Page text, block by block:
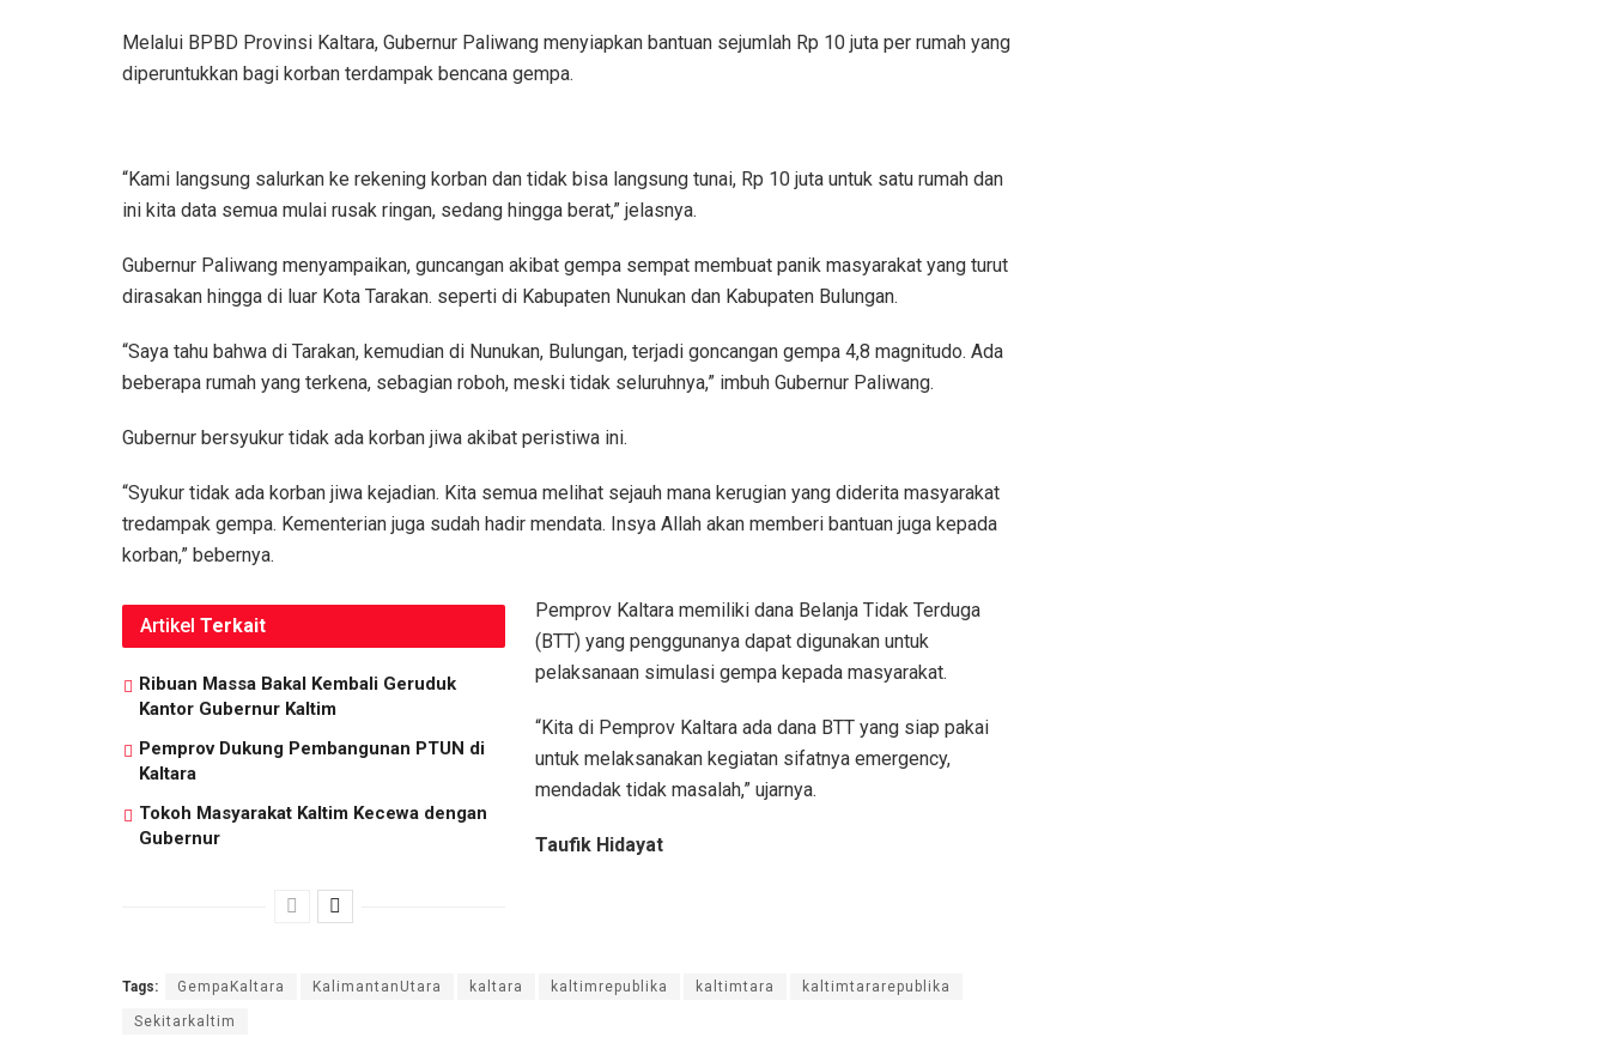
Melalui BPBD Provinsi Kaltara, Gubernur Paliwang menyiapkan bantuan sejumlah Rp 10 juta per rumah yang
diperuntukkan bagi korban terdampak bencana gempa.
“Kami langsung salurkan ke rekening korban dan tidak bisa langsung tunai, Rp 10 juta untuk satu rumah dan
ini kita data semua mulai rusak ringan, sedang hingga berat,” jelasnya.
Gubernur Paliwang menyampaikan, guncangan akibat gempa sempat membuat panik masyarakat yang turut
dirasakan hingga di luar Kota Tarakan. seperti di Kabupaten Nunukan dan Kabupaten Bulungan.
“Saya tahu bahwa di Tarakan, kemudian di Nunukan, Bulungan, terjadi goncangan gempa 4,8 magnitudo. Ada
beberapa rumah yang terkena, sebagian roboh, meski tidak seluruhnya,” imbuh Gubernur Paliwang.
Gubernur bersyukur tidak ada korban jiwa akibat peristiwa ini.
“Syukur tidak ada korban jiwa kejadian. Kita semua melihat sejauh mana kerugian yang diderita masyarakat
tredampak gempa. Kementerian juga sudah hadir mendata. Insya Allah akan memberi bantuan juga kepada
korban,” bebernya.
Artikel Terkait
Ribuan Massa Bakal Kembali Geruduk
Kantor Gubernur Kaltim
Pemprov Dukung Pembangunan PTUN di
Kaltara
Tokoh Masyarakat Kaltim Kecewa dengan
Gubernur
Pemprov Kaltara memiliki dana Belanja Tidak Terduga
(BTT) yang penggunanya dapat digunakan untuk
pelaksanaan simulasi gempa kepada masyarakat.
“Kita di Pemprov Kaltara ada dana BTT yang siap pakai
untuk melaksanakan kegiatan sifatnya emergency,
mendadak tidak masalah,” ujarnya.
Taufik Hidayat
Tags: GempaKaltara KalimantanUtara kaltara kaltimrepublika kaltimtara kaltimtararepublika
Sekitarkaltim